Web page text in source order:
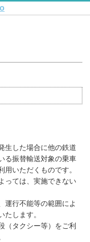
生した場合に他の鉄道
る振替輸送対象の乗車
いただくものです。
っては、実施できない
運行不能等の範囲によ
たします。
（タクシー等）をご利